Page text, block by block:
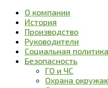
О компании
История
Производство
Руководители
Социальная политика
Безопасность
ГО и ЧС
Охрана